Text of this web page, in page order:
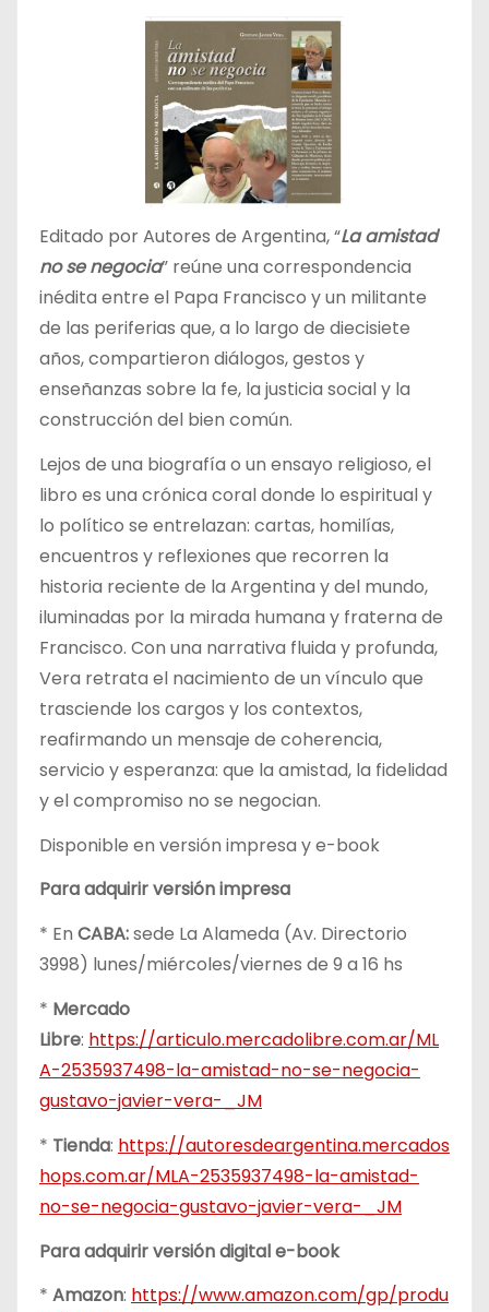
Editado por Autores de Argentina, “La amistad
no se negocia” reúne una correspondencia
inédita entre el Papa Francisco y un militante
de las periferias que, a lo largo de diecisiete
años, compartieron diálogos, gestos y
enseñanzas sobre la fe, la justicia social y la
construcción del bien común.
Lejos de una biografía o un ensayo religioso, el
libro es una crónica coral donde lo espiritual y
lo político se entrelazan: cartas, homilías,
encuentros y reflexiones que recorren la
historia reciente de la Argentina y del mundo,
iluminadas por la mirada humana y fraterna de
Francisco. Con una narrativa fluida y profunda,
Vera retrata el nacimiento de un vínculo que
trasciende los cargos y los contextos,
reafirmando un mensaje de coherencia,
servicio y esperanza: que la amistad, la fidelidad
y el compromiso no se negocian.
Disponible en versión impresa y e-book
Para adquirir versión impresa
* En CABA:sede La Alameda (Av. Directorio
3998) lunes/miércoles/viernes de 9 a 16 hs
* Mercado
Libre: https://articulo.mercadolibre.com.ar/ML
A-2535937498-la-amistad-no-se-negocia-
gustavo-javier-vera-_JM
* Tienda: https://autoresdeargentina.mercados
hops.com.ar/MLA-2535937498-la-amistad-
no-se-negocia-gustavo-javier-vera-_JM
Para adquirir versión digital e-book
* Amazon: https://www.amazon.com/gp/produ